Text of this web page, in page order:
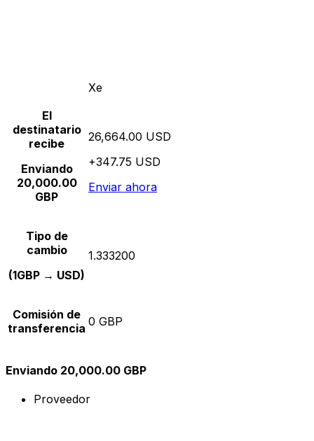
Xe
El
destinatario
recibe
Enviando
20,000.00
GBP
26,664.00 USD
+347.75 USD
Enviar ahora
Tipo de
cambio
(1GBP → USD)
1.333200
Comisión de
transferencia 0 GBP
Enviando 20,000.00 GBP
Proveedor